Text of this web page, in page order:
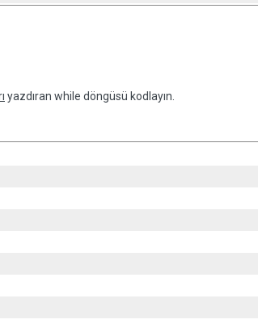
yazdıran while döngüsü kodlayın.